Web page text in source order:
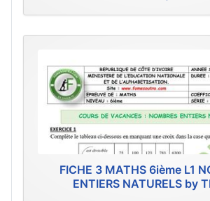
FICHE 3 MATHS 6ième L1
ENTIERS NATURELS by